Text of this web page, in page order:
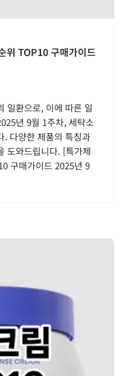
위 TOP10 구매가이드
일환으로, 이에 따른 일
년 9월 1주차, 세탁소
. 다양한 제품의 특징과
도와드립니다. [특가제
구매가이드 2025년 9